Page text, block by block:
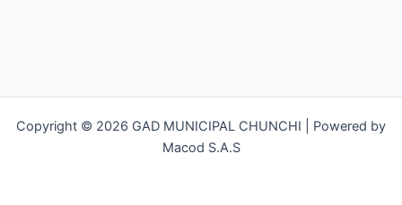
Copyright © 2026 GAD MUNICIPAL CHUNCHI | Powered by
Macod S.A.S